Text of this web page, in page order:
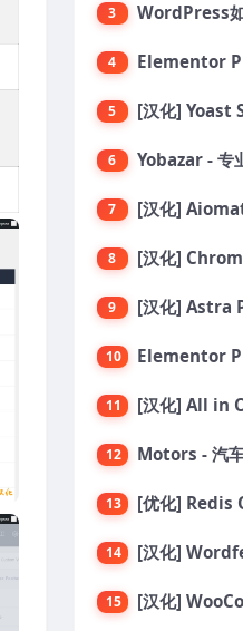
3
4
5
6
7
8
9
10
11
12
13
14
15